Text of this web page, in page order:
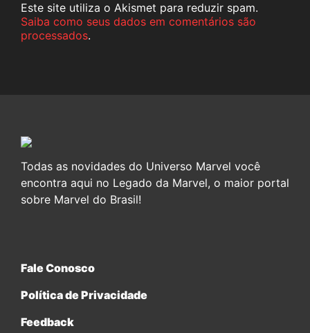
Este site utiliza o Akismet para reduzir spam.
Saiba como seus dados em comentários são
processados.
Todas as novidades do Universo Marvel você
encontra aqui no Legado da Marvel, o maior portal
sobre Marvel do Brasil!
Fale Conosco
Política de Privacidade
Feedback